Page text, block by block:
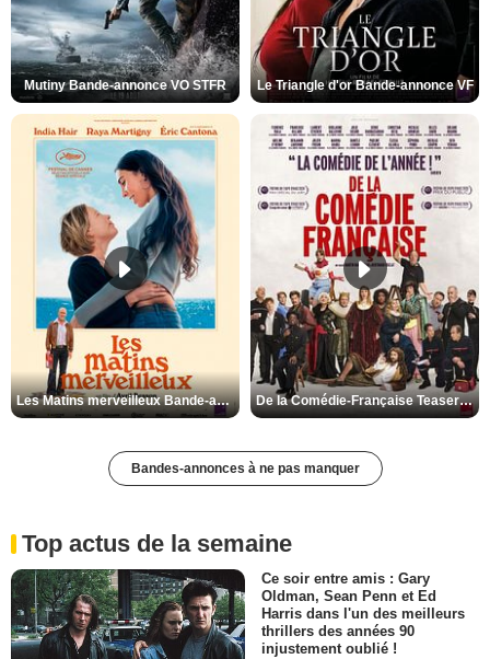
Mutiny Bande-annonce VO STFR Le Triangle d'or Bande-annonce VF
Les Matins merveilleux Bande-annonce VF De la Comédie-Française Teaser VF
Bandes-annonces à ne pas manquer
Top actus de la semaine
Ce soir entre amis : Gary
Oldman, Sean Penn et Ed
Harris dans l'un des meilleurs
thrillers des années 90
injustement oublié !